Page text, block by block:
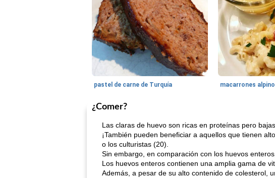
pastel de carne de Turquía macarrones
¿Comer?
Las claras de huevo son ricas en proteínas pero
¡También pueden beneficiar a aquellos que tienen
o los culturistas (20).
Sin embargo, en comparación con los huevos
Los huevos enteros contienen una amplia gama de
Además, a pesar de su alto contenido de colesterol,